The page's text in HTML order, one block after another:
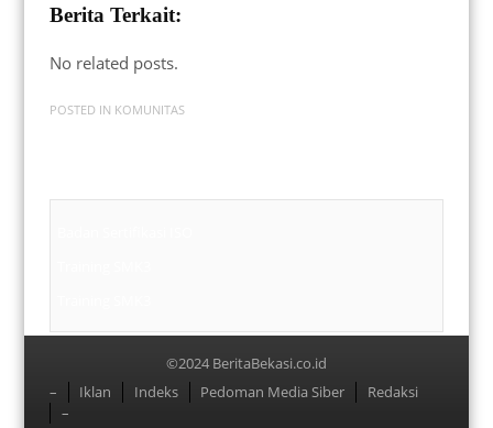
Berita Terkait:
No related posts.
POSTED IN KOMUNITAS
©2024 BeritaBekasi.co.id
Menu
– Iklan Indeks Pedoman Media Siber
Redaksi
–